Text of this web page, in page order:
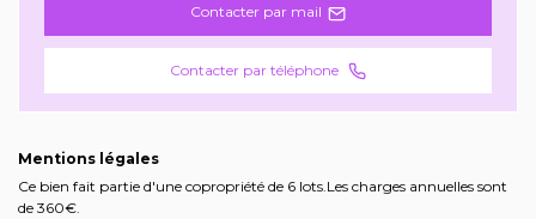
Contacter par mail
Contacter par téléphone
Mentions légales
Ce bien fait partie d'une copropriété de 6 lots.Les charges annuelles sont
de 360€.